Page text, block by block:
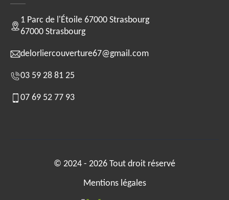
1 Parc de l'Étoile 67000 Strasbourg
67000 Strasbourg
delorliercouverture67@gmail.com
03 59 28 81 25
07 69 52 77 93
© 2024 - 2026 Tout droit réservé
Mentions légales